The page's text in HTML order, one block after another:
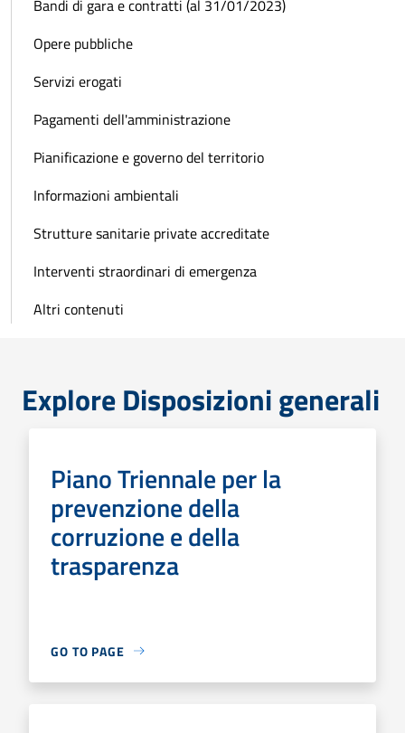
Bandi di gara e contratti (al 31/01/2023)
Opere pubbliche
Servizi erogati
Pagamenti dell'amministrazione
Pianificazione e governo del territorio
Informazioni ambientali
Strutture sanitarie private accreditate
Interventi straordinari di emergenza
Altri contenuti
Explore Disposizioni generali
Piano Triennale per la
prevenzione della
corruzione e della
trasparenza
GO TO PAGE